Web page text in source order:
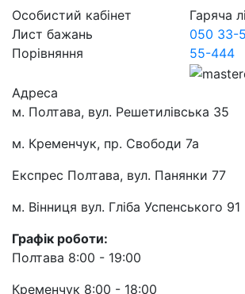
Особистий кабінет
Лист бажань
Порівняння
Гаряча
050 33-
55-444
Адреса
м. Полтава, вул. Решетилівська 35
м. Кременчук, пр. Свободи 7а
Експрес Полтава, вул. Панянки 77
м. Вінниця вул. Гліба Успенського 91
Графік роботи:
Полтава 8:00 - 19:00
Кременчук 8:00 - 18:00